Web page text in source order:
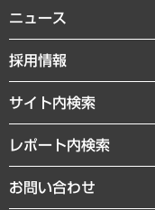
共生・ダイバーシティ
GRC（ガバナンス・リスク
経済・産業・雇用・労働
まちづくり・観光・交通・ス
自然資源・農林水産業・食料
経営用語集
受託・受注実績（官公庁関連
メディア掲載・出演
受託案件情報
私たちの想い
社長メッセージ
会社概要
沿革
組織図・本部部室紹介
インドネシア現地法人
ニュース
ニュースリリース
お知らせ
採用情報
サイト内検索
レポート内検索
お問い合わせ